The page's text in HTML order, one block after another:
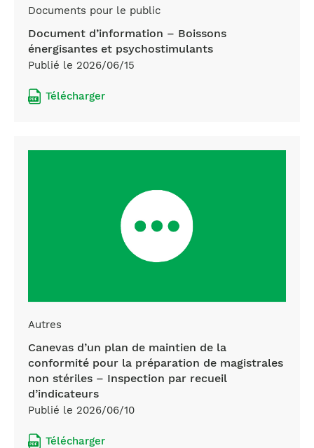
Documents pour le public
Document d’information – Boissons
énergisantes et psychostimulants
Publié le 2026/06/15
Télécharger
Autres
Canevas d’un plan de maintien de la
conformité pour la préparation de magistrales
non stériles – Inspection par recueil
d’indicateurs
Publié le 2026/06/10
Télécharger